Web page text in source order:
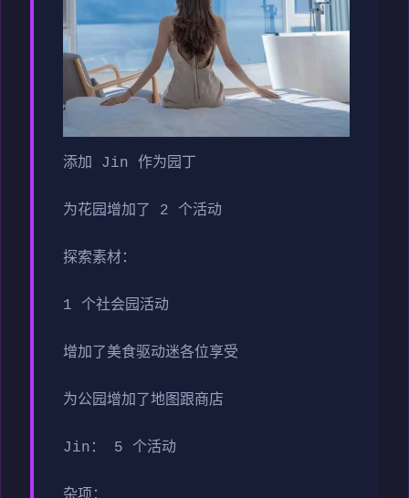
添加 Jin 作为园丁
为花园增加了 2 个活动
探索素材：
1 个社会园活动
增加了美食驱动迷各位享受
为公园增加了地图跟商店
Jin： 5 个活动